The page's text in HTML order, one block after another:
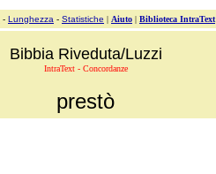
- Lunghezza - Statistiche | Aiuto | Biblioteca IntraText
Bibbia Riveduta/Luzzi
IntraText - Concordanze
prestò